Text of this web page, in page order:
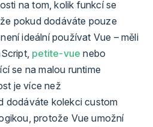
na tom, kolik funkcí se
pokud dodáváte pouze
ideální používat Vue – měli
petite-vue nebo
se na malou runtime
je více než
dodáváte kolekci custom
protože Vue umožní